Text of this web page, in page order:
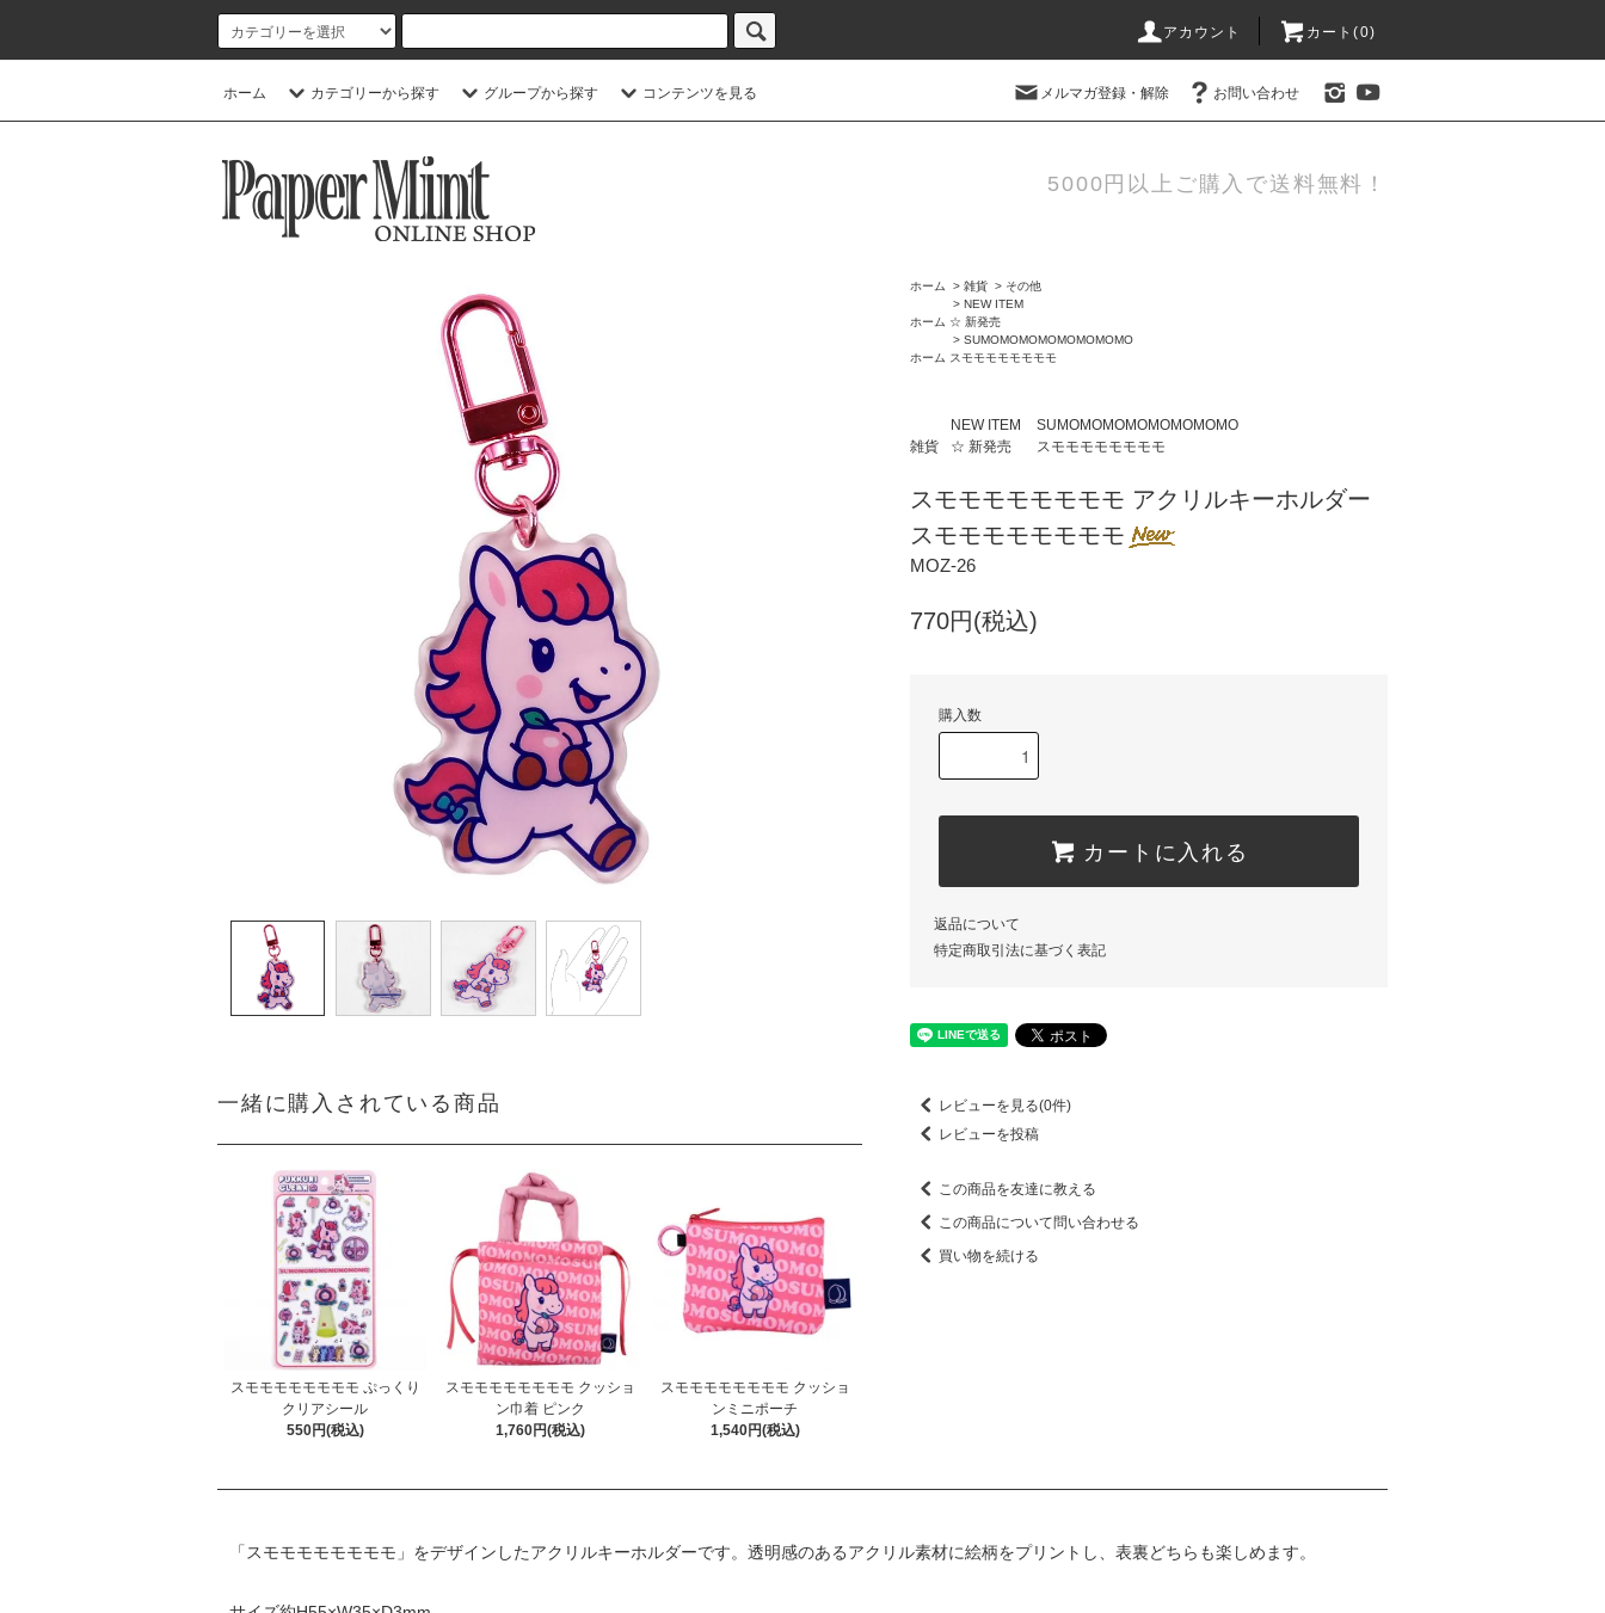
アカウント カート(0)
ホーム カテゴリーから探す グループから探す コンテンツを見る メルマガ登録・解除 お問い合わせ
5000円以上ご購入で送料無料！
一緒に購入されている商品
スモモモモモモモモ ぷっくり
クリアシール
550円(税込)
スモモモモモモモモ クッショ
ン巾着 ピンク
1,760円(税込)
スモモモモモモモモ クッショ
ンミニポーチ
1,540円(税込)
ホーム > 雑貨 > その他
ホーム
> NEW ITEM
☆ 新発売
ホーム
> SUMOMOMOMOMOMOMOMO
スモモモモモモモモ
雑貨
NEW ITEM
☆ 新発売
SUMOMOMOMOMOMOMOMO
スモモモモモモモモ
スモモモモモモモモ アクリルキーホルダー
スモモモモモモモモ
MOZ-26
770円(税込)
購入数
カートに入れる
返品について
特定商取引法に基づく表記
レビューを見る(0件)
レビューを投稿
この商品を友達に教える
この商品について問い合わせる
買い物を続ける
「スモモモモモモモモ」をデザインしたアクリルキーホルダーです。透明感のあるアクリル素材に絵柄をプリントし、表裏どちらも楽しめます。